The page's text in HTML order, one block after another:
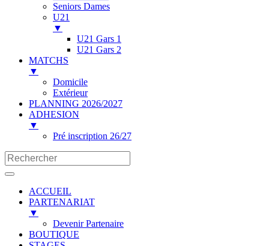
Seniors Dames
U21
▼
U21 Gars 1
U21 Gars 2
MATCHS
▼
Domicile
Extérieur
PLANNING 2026/2027
ADHESION
▼
Pré inscription 26/27
ACCUEIL
PARTENARIAT
▼
Devenir Partenaire
BOUTIQUE